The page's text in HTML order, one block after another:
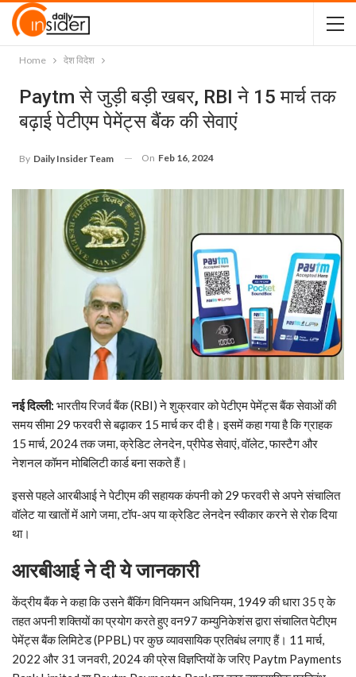
Home देश विदेश
Paytm से जुड़ी बड़ी खबर, RBI ने 15 मार्च तक
बढ़ाई पेटीएम पेमेंट्स बैंक की सेवाएं
By Daily Insider Team On Feb 16, 2024
नई दिल्‍ली: भारतीय रिजर्व बैंक (RBI) ने शुक्रवार को पेटीएम पेमेंट्स बैंक सेवाओं की
समय सीमा 29 फरवरी से बढ़ाकर 15 मार्च कर दी है। इसमें कहा गया है कि ग्राहक
15 मार्च, 2024 तक जमा, क्रेडिट लेनदेन, प्रीपेड सेवाएं, वॉलेट, फास्टैग और
नेशनल कॉमन मोबिलिटी कार्ड बना सकते हैं।
इससे पहले आरबीआई ने पेटीएम की सहायक कंपनी को 29 फरवरी से अपने संचालित
वॉलेट या खातों में आगे जमा, टॉप-अप या क्रेडिट लेनदेन स्वीकार करने से रोक दिया
था।
आरबीआईने दी ये जानकारी
केंद्रीय बैंक ने कहा कि उसने बैंकिंग विनियमन अधिनियम, 1949 की धारा 35 ए के
तहत अपनी शक्तियों का प्रयोग करते हुए वन97 कम्युनिकेशंस द्वारा संचालित पेटीएम
पेमेंट्स बैंक लिमिटेड (PPBL) पर कुछ व्यावसायिक प्रतिबंध लगाए हैं। 11 मार्च,
2022 और 31 जनवरी, 2024 की प्रेस विज्ञप्तियों के जरिए Paytm Payments